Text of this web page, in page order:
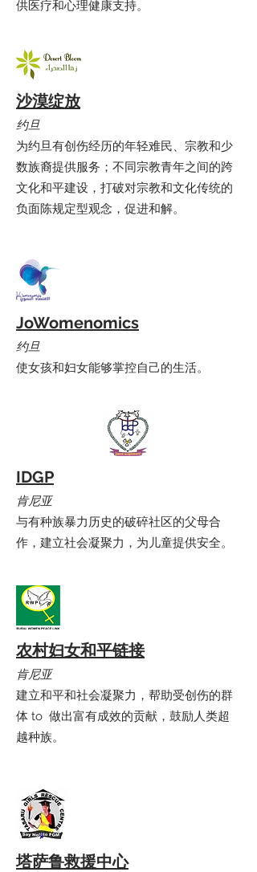
供医疗和心理健康支持。
沙漠绽放
约旦
为约旦有创伤经历的年轻难民、宗教和少
数族裔提供服务；不同宗教青年之间的跨
文化和平建设，打破对宗教和文化传统的
负面陈规定型观念，促进和解。
JoWomenomics
约旦
使女孩和妇女能够掌控自己的生活。
IDGP
肯尼亚
与有种族暴力历史的破碎社区的父母合
作，建立社会凝聚力，为儿童提供安全。
农村妇女和平链接
肯尼亚
建立和平和社会凝聚力，帮助受创伤的群
体 to 做出富有成效的贡献，鼓励人类超
越种族。
塔萨鲁救援中心